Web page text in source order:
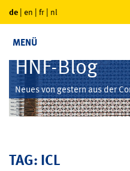
de | en | fr | nl
MENÜ
HNF-Blog
Neues von gestern aus der
TAG: ICL